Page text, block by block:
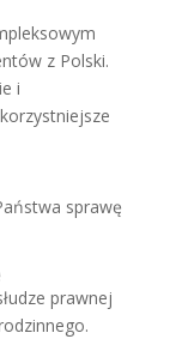
z Polski.
i
sprawę
prawnej